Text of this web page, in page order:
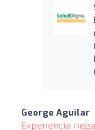
George Aguilar
Experiencia